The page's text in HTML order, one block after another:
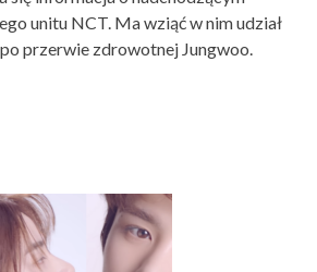
unitu NCT. Ma wziąć w nim udział
przerwie zdrowotnej Jungwoo.